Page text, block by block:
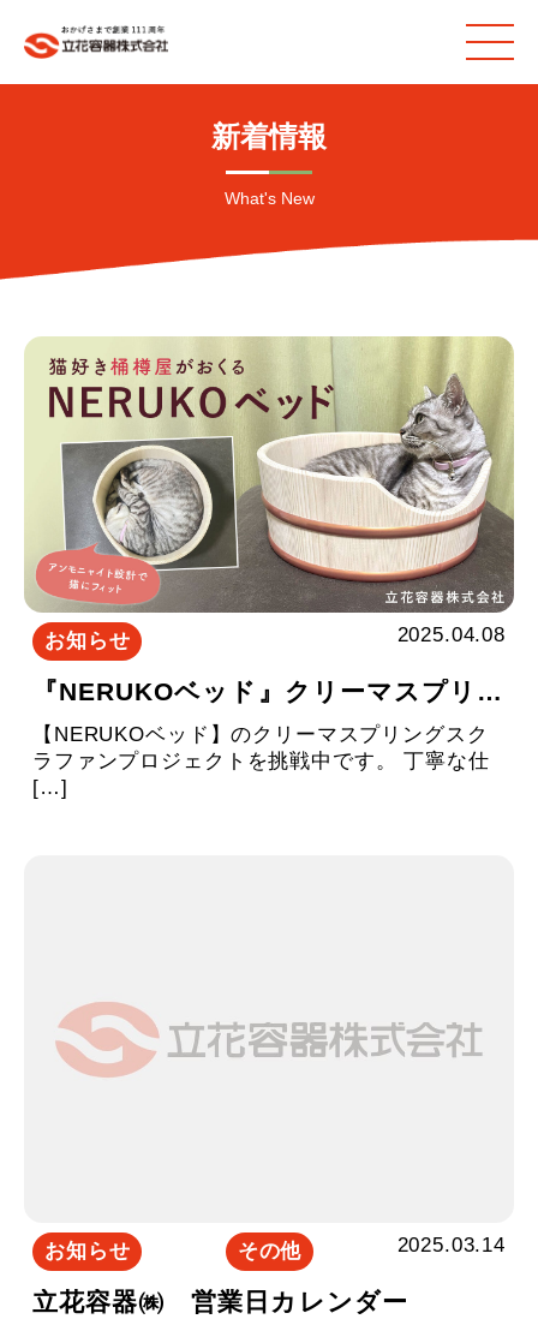
新着情報
What's New
お知らせ 2025.04.08
『NERUKOベッド』クリーマスプリングスクラウドファンディングをスタートしました
【NERUKOベッド】のクリーマスプリングスク
ラファンプロジェクトを挑戦中です。 丁寧な仕
[…]
お知らせ その他 2025.03.14
立花容器㈱ 営業日カレンダー